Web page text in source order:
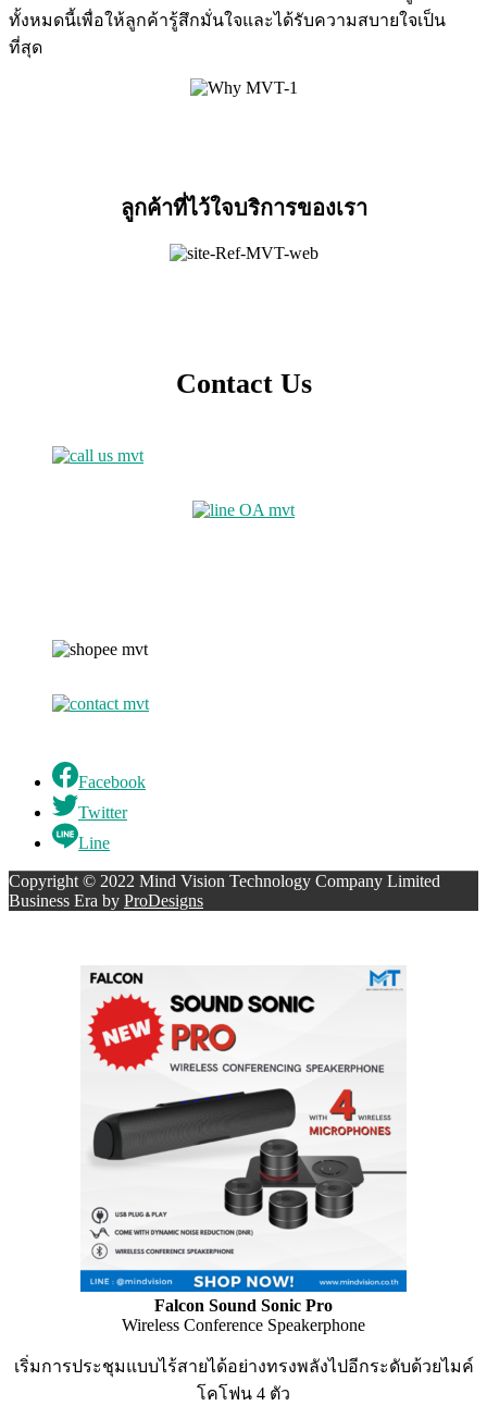
ทั้งหมดนี้เพื่อให้ลูกค้ารู้สึกมั่นใจและได้รับความสบายใจเป็น
ที่สุด
ลูกค้าที่ไว้ใจบริการของเรา
Contact Us
Facebook
Twitter
Line
Copyright © 2022 Mind Vision Technology Company Limited
Business Era by ProDesigns
Falcon Sound Sonic Pro
Wireless Conference Speakerphone
เริ่มการประชุมแบบไร้สายได้อย่างทรงพลังไปอีกระดับด้วยไมค์
โคโฟน 4 ตัว